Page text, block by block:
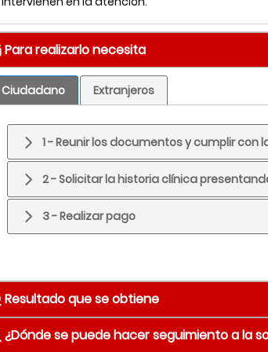
Para realizarlo necesita
Ciudadano Extranjeros
1 - Reunir los documentos y cumplir
2 - Solicitar la historia clínica
3 - Realizar pago
Resultado que se obtiene
Resultado Copia de la historia clínica
¿Dónde se puede hacer seguimiento a la